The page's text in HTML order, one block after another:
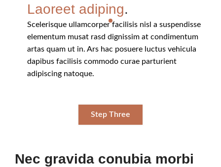
Laoreet adiping.
Scelerisque ullamcorper facilisis nisl a suspendisse
elementum musat rasd dignissim at condimentum
artas quam ut in. Ars hac posuere luctus vehicula
dapibus facilisis commodo curae parturient
adipiscing natoque.
Step Three
Nec gravida conubia morbi